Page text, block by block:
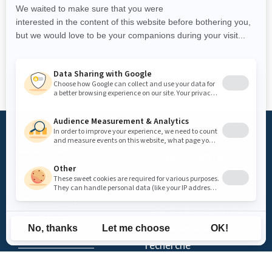
Qu’est-ce
Accès DEA
Téléchargez
QUÉBEC
Fondation
Histoire
Mission
– Soins de réanimation
– Soutien à la
recherche